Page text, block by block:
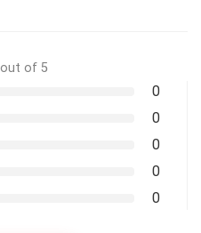
out of 5
0
0
0
0
0